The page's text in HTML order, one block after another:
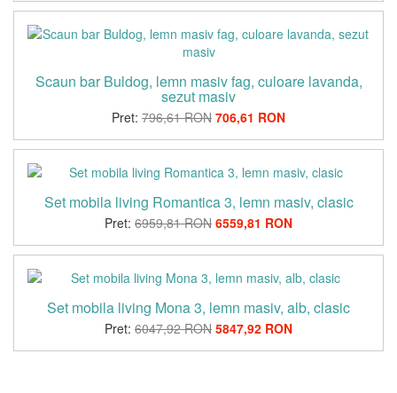
Scaun bar Buldog, lemn masiv fag, culoare lavanda,
sezut masiv
Pret: 796,61 RON 706,61 RON
Set mobila living Romantica 3, lemn masiv, clasic
Pret: 6959,81 RON 6559,81 RON
Set mobila living Mona 3, lemn masiv, alb, clasic
Pret: 6047,92 RON 5847,92 RON